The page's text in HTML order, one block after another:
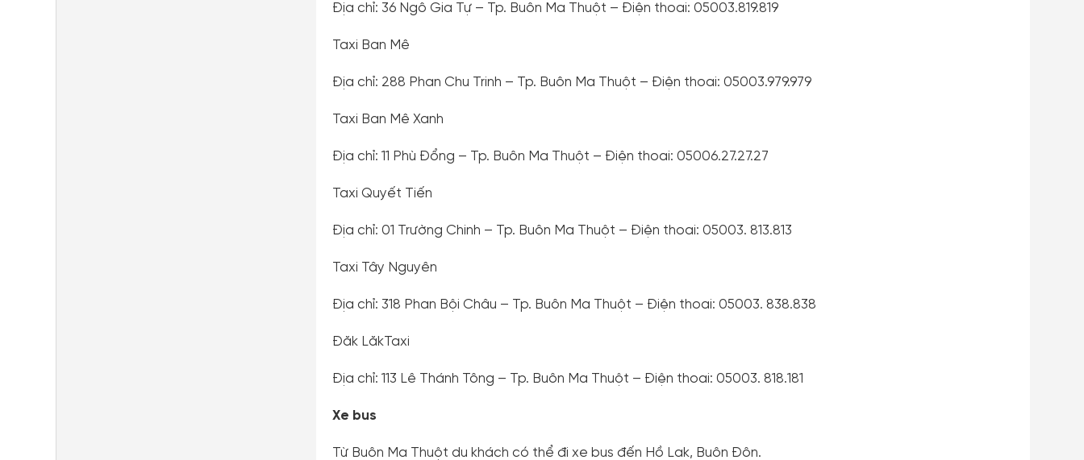
Địa chỉ: 36 Ngô Gia Tự – Tp. Buôn Ma Thuột – Điện thoai: 05003.819.819
Taxi Ban Mê
Địa chỉ: 288 Phan Chu Trinh – Tp. Buôn Ma Thuột – Điện thoai: 05003.979.979
Taxi Ban Mê Xanh
Địa chỉ: 11 Phù Đổng – Tp. Buôn Ma Thuột – Điện thoai: 05006.27.27.27
Taxi Quyết Tiến
Địa chỉ: 01 Trường Chinh – Tp. Buôn Ma Thuột – Điện thoai: 05003. 813.813
Taxi Tây Nguyên
Địa chỉ: 318 Phan Bội Châu – Tp. Buôn Ma Thuột – Điện thoai: 05003. 838.838
Đăk LăkTaxi
Địa chỉ: 113 Lê Thánh Tông – Tp. Buôn Ma Thuột – Điện thoai: 05003. 818.181
Xe bus
Từ Buôn Ma Thuột du khách có thể đi xe bus đến Hồ Lak, Buôn Đôn.